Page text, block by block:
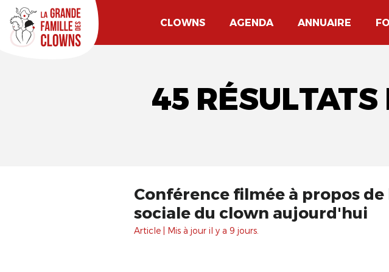
CLOWNS AGENDA ANNUAIRE
45
Conférence filmée à propos
sociale du clown aujourd'hui
Article | Mis à jour il y a 9 jours.